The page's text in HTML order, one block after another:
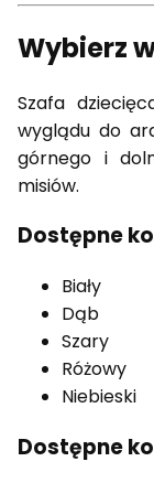
Wybierz
Szafa
wyglądu do
górnego i
misiów.
Dostępne
Biały
Dąb
Szary
Różowy
Niebieski
Dostępne